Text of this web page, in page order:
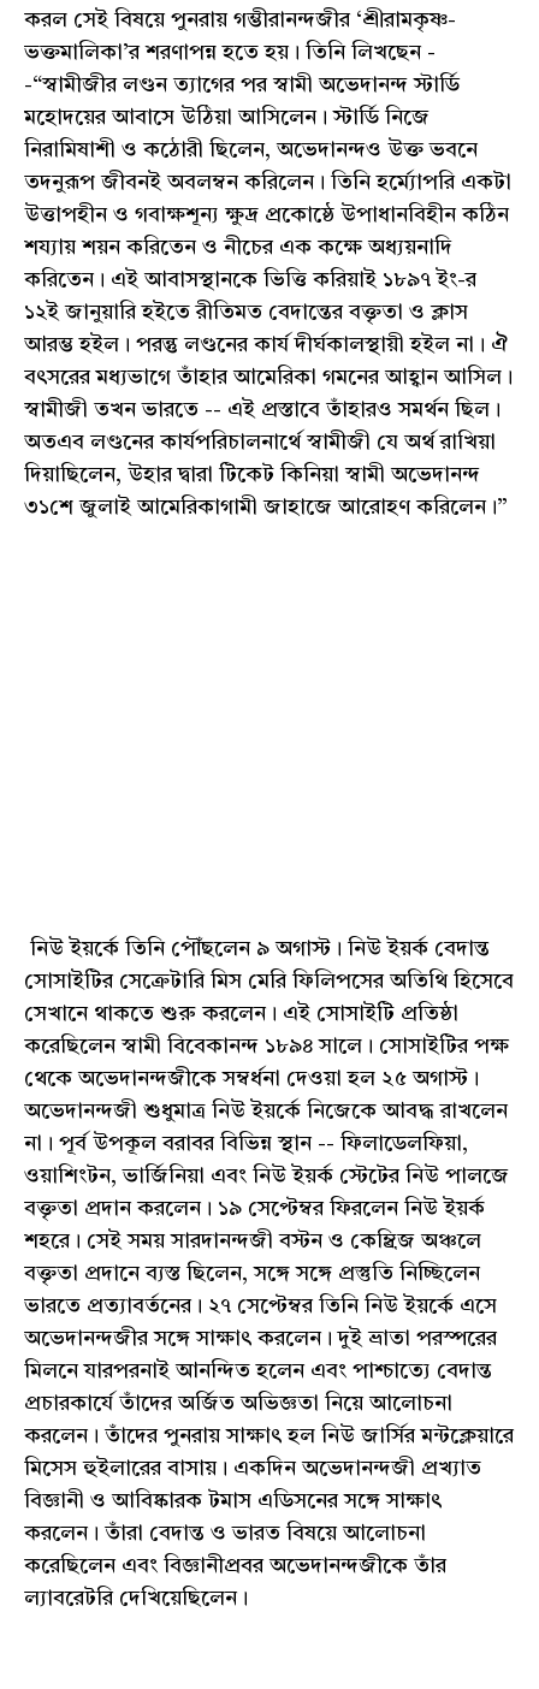
করল সেই বিষয়ে পুনরায় গম্ভীরানন্দজীর ‘শ্রীরামকৃষ্ণ-
ভক্তমালিকা’র শরণাপন্ন হতে হয়। তিনি লিখছেন -
-“স্বামীজীর লণ্ডন ত্যাগের পর স্বামী অভেদানন্দ স্টার্ডি
মহোদয়ের আবাসে উঠিয়া আসিলেন। স্টার্ডি নিজে
নিরামিষাশী ও কঠোরী ছিলেন, অভেদানন্দও উক্ত ভবনে
তদনুরূপ জীবনই অবলম্বন করিলেন। তিনি হর্ম্যোপরি একটা
উত্তাপহীন ও গবাক্ষশূন্য ক্ষুদ্র প্রকোষ্ঠে উপাধানবিহীন কঠিন
শয্যায় শয়ন করিতেন ও নীচের এক কক্ষে অধ্যয়নাদি
করিতেন। এই আবাসস্থানকে ভিত্তি করিয়াই ১৮৯৭ ইং-র
১২ই জানুয়ারি হইতে রীতিমত বেদান্তের বক্তৃতা ও ক্লাস
আরম্ভ হইল। পরন্তু লণ্ডনের কার্য দীর্ঘকালস্থায়ী হইল না। ঐ
বৎসরের মধ্যভাগে তাঁহার আমেরিকা গমনের আহ্বান আসিল।
স্বামীজী তখন ভারতে -- এই প্রস্তাবে তাঁহারও সমর্থন ছিল।
অতএব লণ্ডনের কার্যপরিচালনার্থে স্বামীজী যে অর্থ রাখিয়া
দিয়াছিলেন, উহার দ্বারা টিকেট কিনিয়া স্বামী অভেদানন্দ
৩১শে জুলাই আমেরিকাগামী জাহাজে আরোহণ করিলেন।”
নিউ ইয়র্কে তিনি পৌঁছলেন ৯ অগাস্ট। নিউ ইয়র্ক বেদান্ত
সোসাইটির সেক্রেটারি মিস মেরি ফিলিপসের অতিথি হিসেবে
সেখানে থাকতে শুরু করলেন। এই সোসাইটি প্রতিষ্ঠা
করেছিলেন স্বামী বিবেকানন্দ ১৮৯৪ সালে। সোসাইটির পক্ষ
থেকে অভেদানন্দজীকে সম্বর্ধনা দেওয়া হল ২৫ অগাস্ট।
অভেদানন্দজী শুধুমাত্র নিউ ইয়র্কে নিজেকে আবদ্ধ রাখলেন
না। পূর্ব উপকূল বরাবর বিভিন্ন স্থান -- ফিলাডেলফিয়া,
ওয়াশিংটন, ভার্জিনিয়া এবং নিউ ইয়র্ক স্টেটের নিউ পালজে
বক্তৃতা প্রদান করলেন। ১৯ সেপ্টেম্বর ফিরলেন নিউ ইয়র্ক
শহরে। সেই সময় সারদানন্দজী বস্টন ও কেম্ব্রিজ অঞ্চলে
বক্তৃতা প্রদানে ব্যস্ত ছিলেন, সঙ্গে সঙ্গে প্রস্তুতি নিচ্ছিলেন
ভারতে প্রত্যাবর্তনের। ২৭ সেপ্টেম্বর তিনি নিউ ইয়র্কে এসে
অভেদানন্দজীর সঙ্গে সাক্ষাৎ করলেন। দুই ভ্রাতা পরস্পরের
মিলনে যারপরনাই আনন্দিত হলেন এবং পাশ্চাত্যে বেদান্ত
প্রচারকার্যে তাঁদের অর্জিত অভিজ্ঞতা নিয়ে আলোচনা
করলেন। তাঁদের পুনরায় সাক্ষাৎ হল নিউ জার্সির মন্টক্লেয়ারে
মিসেস হুইলারের বাসায়। একদিন অভেদানন্দজী প্রখ্যাত
বিজ্ঞানী ও আবিষ্কারক টমাস এডিসনের সঙ্গে সাক্ষাৎ
করলেন। তাঁরা বেদান্ত ও ভারত বিষয়ে আলোচনা
করেছিলেন এবং বিজ্ঞানীপ্রবর অভেদানন্দজীকে তাঁর
ল্যাবরেটরি দেখিয়েছিলেন।